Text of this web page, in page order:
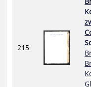
215